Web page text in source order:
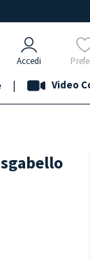
Accedi
| Video